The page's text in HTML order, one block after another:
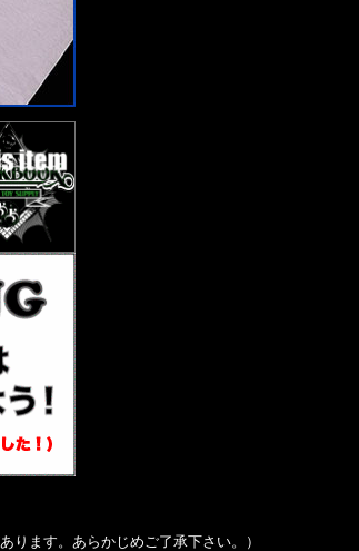
ります。あらかじめご了承下さい。）